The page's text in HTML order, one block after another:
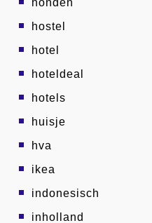
hostel
hotel
hoteldeal
hotels
huisje
hva
ikea
indonesisch
inholland